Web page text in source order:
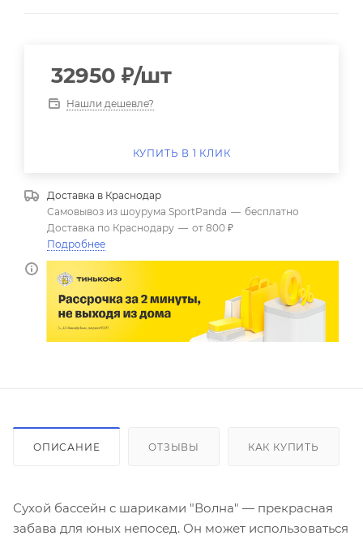
32950 ₽/шт
Нашли дешевле?
КУПИТЬ В 1 КЛИК
Доставка в Краснодар
Самовывоз из шоурума SportPanda — бесплатно
Доставка по Краснодару — от 800 ₽
Подробнее
ОПИСАНИЕ ОТЗЫВЫ КАК КУПИТЬ
Сухой бассейн с шариками "Волна" — прекрасная
забава для юных непосед. Он может использоваться